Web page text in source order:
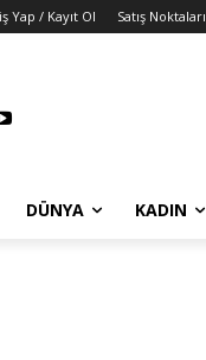
Yap / Kayıt Ol Satış Noktaları
DÜNYA KADIN